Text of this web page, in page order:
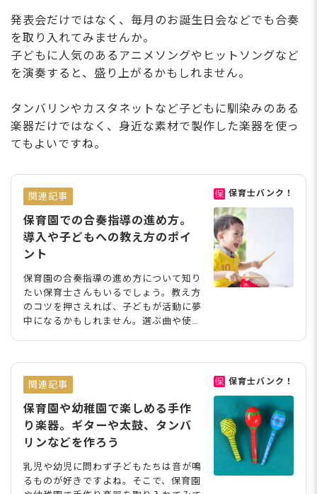
発表会だけではなく、毎月のお誕生日会などでも合奏
を取り入れてみませんか。
子どもに人気のあるアニメソングやヒットソングなど
を演奏すると、盛り上がるかもしれません。
タンバリンやカスタネットなど子どもに馴染みのある
楽器だけではなく、身近な素材で製作した楽器を使っ
てもよいですね。
関連記事
保育園での合奏指導の進め方。
導入や子どもへの教え方のポイ
ント
保育園の合奏指導の進め方について知り
たい保育士さんもいるでしょう。教え方
のコツを押さえれば、子どもが活動に夢
中になるかもしれません。選ぶ曲や使う
行う合奏指導について、導入の仕方や楽
器の担当決め、練習のポイントなどをま
とめました。 GogaTao/shutterstock.c
om
保育士バンク！
関連記事
保育園や幼稚園で楽しめる手作
り楽器。ギターや太鼓、タンバ
リンなどを作ろう
乳児や幼児に問わず子どもたちは音が鳴
るものが好きですよね。そこで、保育園
保育士バンク！